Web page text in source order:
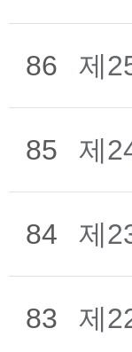
86 제
85 제
84 제
83 제